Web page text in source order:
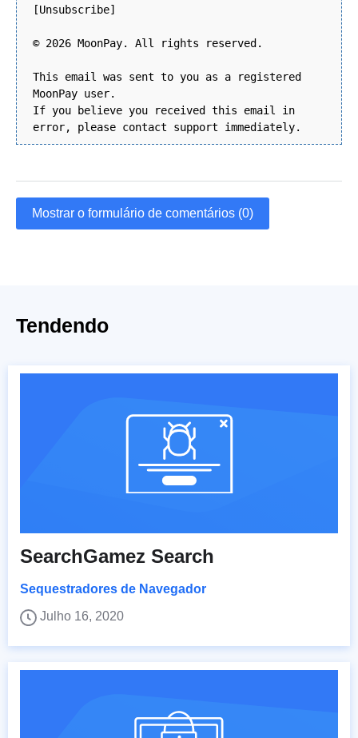
[Unsubscribe]
© 2026 MoonPay. All rights reserved.
This email was sent to you as a registered
MoonPay user.
If you believe you received this email in
error, please contact support immediately.
Mostrar o formulário de comentários (0)
Tendendo
SearchGamez Search
Sequestradores de Navegador
Julho 16, 2020